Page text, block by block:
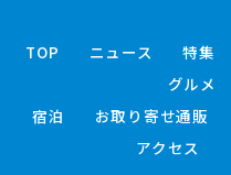
TOP ニュース 特集
グルメ
宿泊
お取り寄せ通販
アクセス